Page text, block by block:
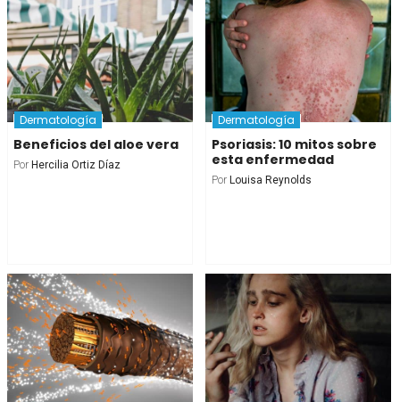
Dermatología
Beneficios del aloe vera
Por Hercilia Ortiz Díaz
Dermatología
Psoriasis: 10 mitos sobre
esta enfermedad
Por Louisa Reynolds